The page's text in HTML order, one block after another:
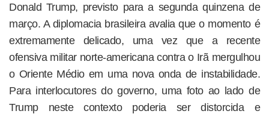
Donald Trump, previsto para a segunda quinzena de
março. A diplomacia brasileira avalia que o momento é
extremamente delicado, uma vez que a recente
ofensiva militar norte-americana contra o Irã mergulhou
o Oriente Médio em uma nova onda de instabilidade.
Para interlocutores do governo, uma foto ao lado de
Trump neste contexto poderia ser distorcida e